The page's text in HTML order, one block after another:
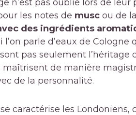
n’est pas oublié lors de leur
les notes de musc ou de
des ingrédients
l’on parle d’eaux de
pas seulement l’héritage
maîtrisent de manière
de la personnalité.
caractérise les Londoniens,